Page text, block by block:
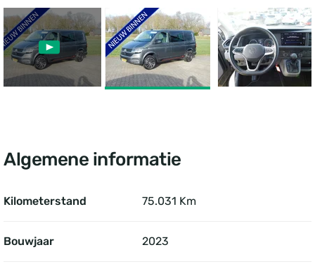
Algemene informatie
Kilometerstand 75.031 Km
Bouwjaar 2023